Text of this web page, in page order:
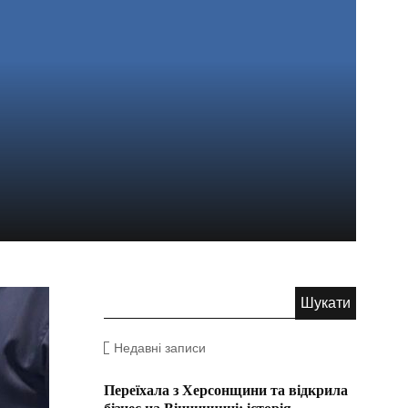
Недавні записи
Переїхала з Херсонщини та відкрила